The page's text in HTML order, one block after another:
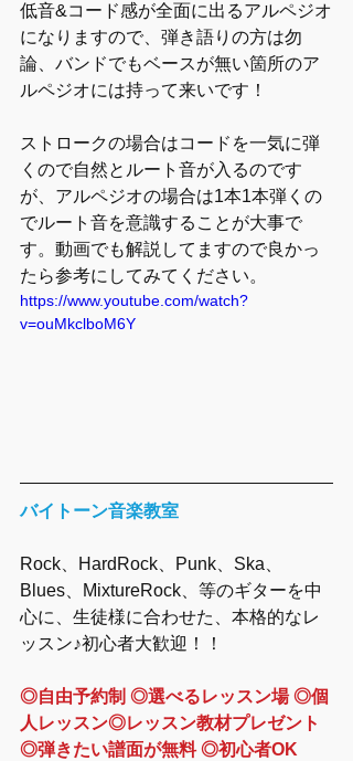
低音&コード感が全面に出るアルペジオ
になりますので、弾き語りの方は勿
論、バンドでもベースが無い箇所のア
ルペジオには持って来いです！
ストロークの場合はコードを一気に弾
くので自然とルート音が入るのです
が、アルペジオの場合は1本1本弾くの
でルート音を意識することが大事で
す。動画でも解説してますので良かっ
たら参考にしてみてください。
https://www.youtube.com/watch?
v=ouMkclboM6Y
バイトーン音楽教室
Rock、HardRock、Punk、Ska、
Blues、MixtureRock、​等のギターを中
心に、生徒様に合わせた、本格的なレ
ッスン♪初心者大歓迎！！
◎自由予約制 ◎選べるレッスン場 ◎個
人レッスン◎レッスン教材プレゼント
◎弾きたい​譜面が無料 ◎初心者OK